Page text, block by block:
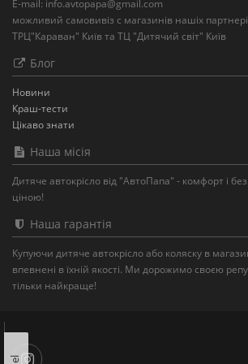
із вагою від 15 до 36 кг.
Як замовити
Якщо у вас виникне запитання, ви
детальну консультацію від наших
допоможуть обрати найбільш підхоже
а також підкажуть терміни доставки у
E-mail: info.avtopapa@gmail.com
можливий самовивіз с магазинів нашіх
ТРЦ"Караван" Київ та ТЦ "Дитячий світ" Київ
Блог
Новини
Краш-тести
Цікаво знати
Наша місія
Дитяче автокрісло від "АвтоПапа" - комфорт і
ціною!
Наша гарантія
Купуючи дитяче автокрісло або коляску в
впевнені в їхній якості. Ми дорожимо своєю
тільки найкраще!